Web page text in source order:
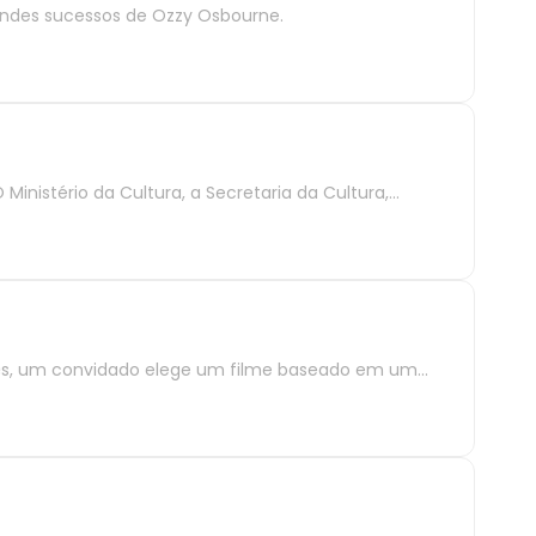
sucessos de Ozzy Osbourne.
Ministério da Cultura, a Secretaria da Cultura,
das Fábricas de Cultura, e o Roda Rico
um convidado elege um filme baseado em um
adaptação, sobretudo a partir de impressões,